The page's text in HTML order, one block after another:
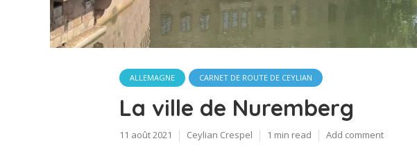
ALLEMAGNE CARNET DE ROUTE DE CEYLIAN
La ville de Nuremberg
11 août 2021 Ceylian Crespel 1 min read Add comment